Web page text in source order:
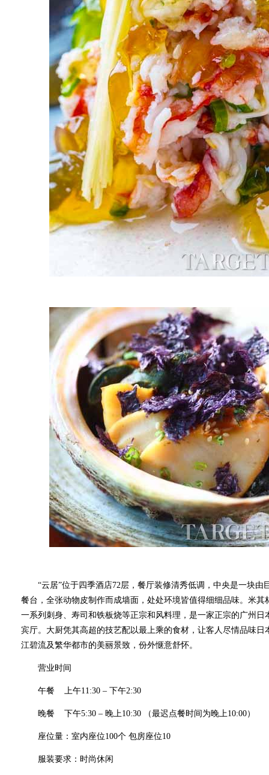
“云居”位于四季酒店72层，餐厅装修清秀低调，中央是一块由
餐台，全张动物皮制作而成墙面，处处环境皆值得细细品味。米
一系列刺身、寿司和铁板烧等正宗和风料理，是一家正宗的广州
宾厅。大厨凭其高超的技艺配以最上乘的食材，让客人尽情品味
江碧流及繁华都市的美丽景致，份外惬意舒怀。
营业时间
午餐 上午11:30 – 下午2:30
晚餐 下午5:30 – 晚上10:30 （最迟点餐时间为晚上10:00）
座位量：室内座位100个 包房座位10
服装要求：时尚休闲